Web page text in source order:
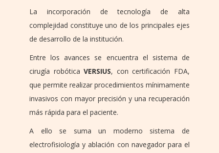
La incorporación de tecnología de alta
complejidad constituye uno de los principales ejes
de desarrollo de la institución.
Entre los avances se encuentra el sistema de
cirugía robóticaVERSIUS, con certificación FDA,
que permite realizar procedimientos mínimamente
invasivos con mayor precisión y una recuperación
más rápida para el paciente.
A ello se suma un moderno sistema de
electrofisiología y ablación con navegador para el